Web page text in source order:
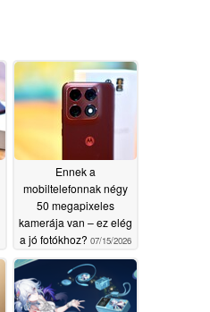
Ennek a
mobiltelefonnak négy
50 megapixeles
kamerája van – ez elég
a jó fotókhoz? 07/15/2026